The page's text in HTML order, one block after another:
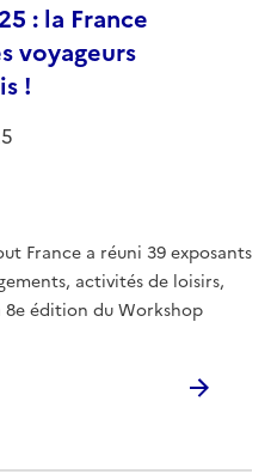
: la France
voyageurs
!
France a réuni 39 exposants
activités de loisirs,
8e édition du Workshop